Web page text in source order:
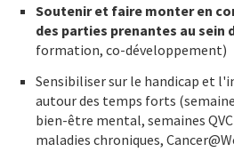
Soutenir et faire monter en
des parties prenantes au sein
formation, co-développement)
Sensibiliser sur le handicap et
autour des temps forts
bien-être mental, semaines
maladies chroniques,